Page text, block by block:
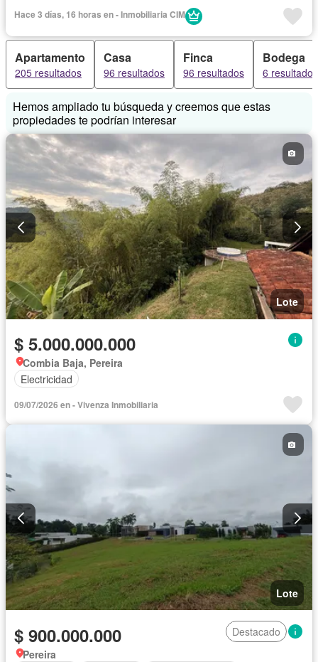
Hace 3 días, 16 horas en - Inmobiliaria CIM
Apartamento
205 resultados
Casa
96 resultados
Finca
96 resultados
Bodega
6 resultados
Hemos ampliado tu búsqueda y creemos que estas
propiedades te podrían interesar
Lote
$ 5.000.000.000
Combia Baja, Pereira
Electricidad
09/07/2026 en - Vivenza Inmobiliaria
Lote
$ 900.000.000
Destacado
Pereira